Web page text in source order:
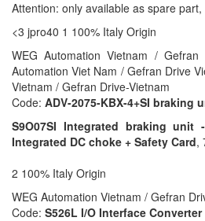
Attention: only available as spare
<3 jpro40 1 100% Italy Origin
WEG Automation Vietnam /
Automation Viet Nam / Gefran Drive
Vietnam / Gefran Drive-Vietnam
Code: ADV-2075-KBX-4+SI
S9O07SI Integrated braking
Integrated DC choke + Safety Card,
2 100% Italy Origin
WEG Automation Vietnam / Gefran
Code: S526L I/O Interface